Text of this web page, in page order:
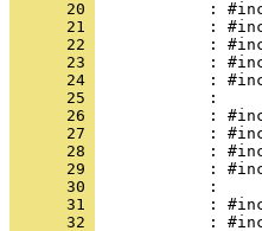
      20
      21
      22
      23
      24
      25
      26
      27
      28
      29
      30
      31
      32